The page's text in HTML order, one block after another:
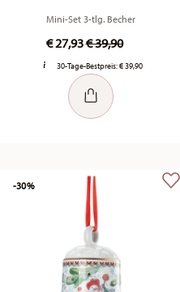
Mini-Set 3-tlg. Becher
€ 27,93Price reduced from
€ 39,90to
30-Tage-Bestpreis:€ 39,90
-30%